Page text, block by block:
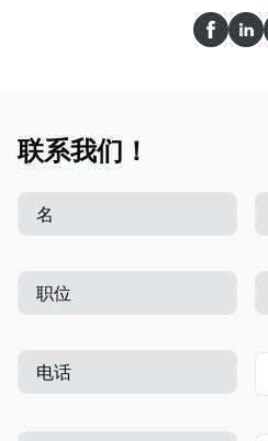
联系我们！
名
职位
电话